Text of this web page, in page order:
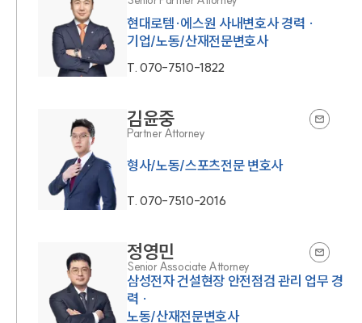
현대로템·에스원 사내변호사 경력 ·
기업/노동/산재전문변호사
T.070-7510-1822
김윤중
Partner Attorney
형사/노동/스포츠전문 변호사
T.070-7510-2016
정영민
Senior Associate Attorney
삼성전자 건설현장 안전점검 관리 업무 경
력 ·
노동/산재전문변호사